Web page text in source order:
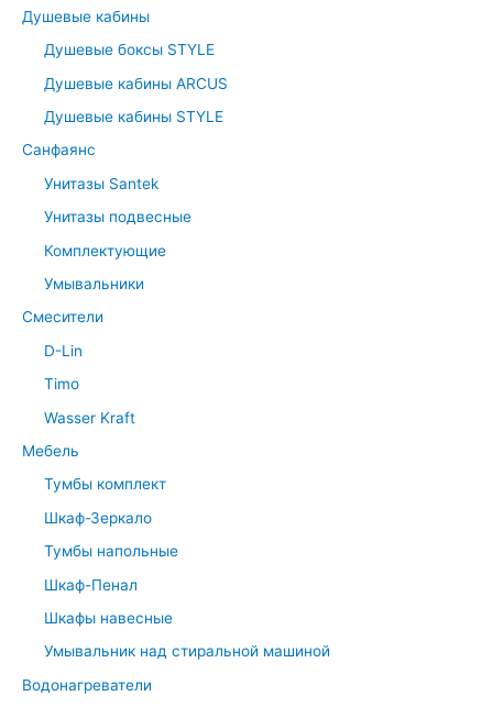
Душевые кабины
Душевые боксы STYLE
Душевые кабины ARCUS
Душевые кабины STYLE
Санфаянс
Унитазы Santek
Унитазы подвесные
Комплектующие
Умывальники
Смесители
D-Lin
Timo
Wasser Kraft
Мебель
Тумбы комплект
Шкаф-Зеркало
Тумбы напольные
Шкаф-Пенал
Шкафы навесные
Умывальник над стиральной машиной
Водонагреватели